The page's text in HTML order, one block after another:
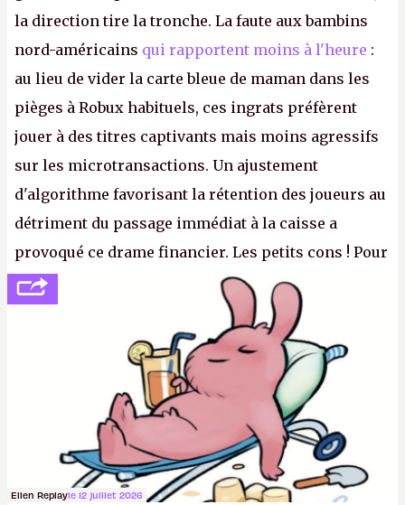
la direction tire la tronche. La faute aux bambins
nord-américains qui rapportent moins à l'heure :
au lieu de vider la carte bleue de maman dans les
pièges à Robux habituels, ces ingrats préfèrent
jouer à des titres captivants mais moins agressifs
sur les microtransactions. Un ajustement
d'algorithme favorisant la rétention des joueurs au
détriment du passage immédiat à la caisse a
provoqué ce drame financier. Les petits cons ! Pour
se consoler, le PDG David Baszucki peut compter
sur le déblocage du jeu en Russie et l'explosion des
joueurs majeurs (+32 %). L'avenir appartient donc
aux adultes, qui ne sont jamais que des enfants
avec du pouvoir d'achat.P.
Ellen Replayle 12 juillet 2026